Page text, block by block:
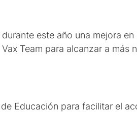
este año una mejora
Team para alcanzar a más
Educación para facilitar el